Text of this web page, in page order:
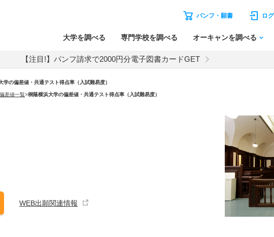
パンフ・願書 ロ
大学を調べる 専門学校を調べる オーキャンを調べる
【注目!】パンフ請求で2000円分電子図書カードGET
学の偏差値・共通テスト得点率（入試難易度）
差値一覧>桐蔭横浜大学の偏差値・共通テスト得点率（入試難易度）
WEB出願関連情報